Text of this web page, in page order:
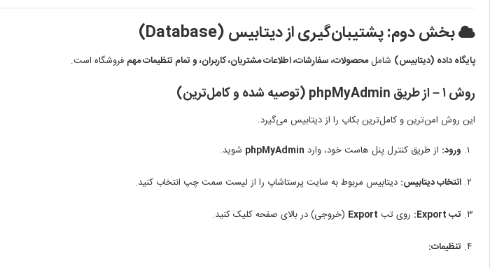
بخش دوم: پشتیبان‌گیری از دیتابیس (Database)
پایگاه داده (دیتابیس) شاملمحصولات، سفارشات، اطلاعات مشتریان، کاربران، و تمام تنظیمات مهم فروشگاه است.
روش ۱ – از طریق phpMyAdmin (توصیه شده و کامل‌ترین)
این روش امن‌ترین و کامل‌ترین بکاپ را از دیتابیس می‌گیرد.
ورود: از طریق کنترل پنل هاست خود، وارد phpMyAdmin شوید.
انتخاب دیتابیس: دیتابیس مربوط به سایت پرستاشاپ را از لیست سمت چپ انتخاب کنید.
تب Export: روی تب Export (خروجی) در بالای صفحه کلیک کنید.
تنظیمات: